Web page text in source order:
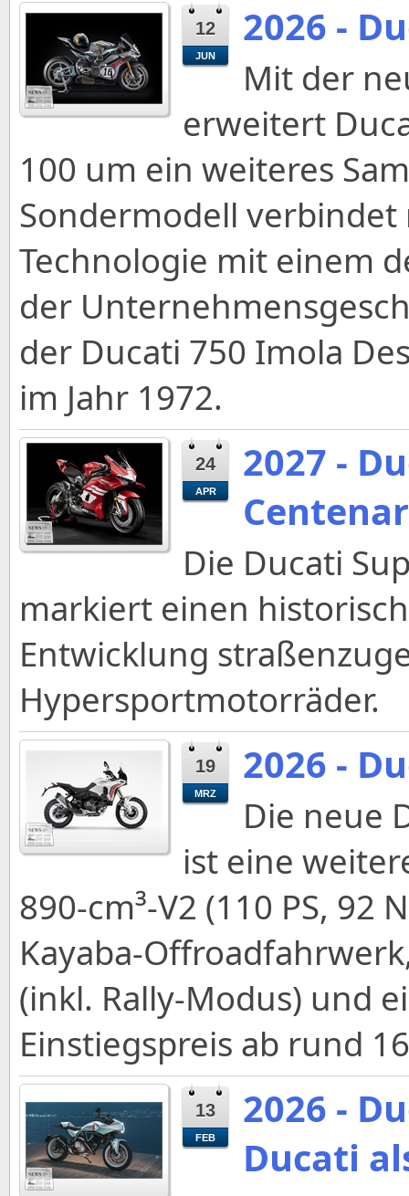
12
JUN
2026 -
Mit der
erweitert
100 um ein weiteres
Sondermodell
Technologie mit einem
der
der Ducati 750 Imola
im Jahr 1972.
24
APR
2027 -
Die Ducati
markiert einen
Entwicklung
Hypersportmotorräder.
19
MRZ
2026 -
Die neue
ist eine
890‑cm³‑V2 (110 PS, 92
(inkl. Rally‑Modus) und
Einstiegspreis ab rund
13
FEB
2026 -
Ducati